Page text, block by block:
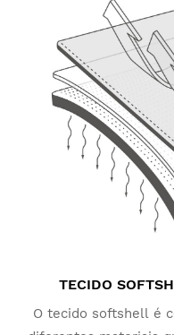
Emitir o seu reembolso
pagamento original
TECIDO
O tecido softshell é